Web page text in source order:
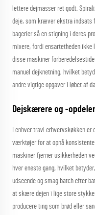
lettere dejmasser ret godt.
deje, som kræver ekstra indsats
bagerier så en stigning i deres
mixere, fordi ensartetheden ikke
disse maskiner
manuel dejknetning, hvilket
andre vigtige opgaver i løbet af
Dejskærere og -
I enhver travl erhvervskøkken
værktøjer for at opnå
maskiner fjerner usikkerheden
hver eneste gang, hvilket
udseende og smag batch efter
at skære dejen i lige store
producere ting som brød eller